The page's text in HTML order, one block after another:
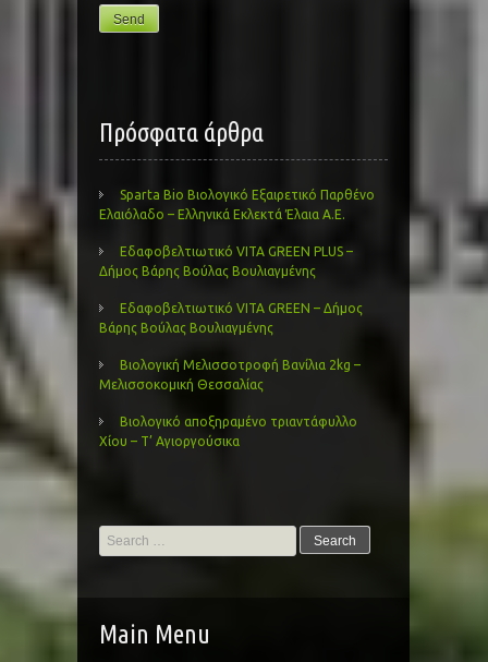
Πρόσφατα άρθρα
Sparta Bio Βιολογικό Εξαιρετικό Παρθένο
Ελαιόλαδο – Ελληνικά Εκλεκτά Έλαια Α.Ε.
Εδαφοβελτιωτικό VITA GREEN PLUS –
Δήμος Βάρης Βούλας Βουλιαγμένης
Εδαφοβελτιωτικό VITA GREEN – Δήμος
Βάρης Βούλας Βουλιαγμένης
Βιολογική Μελισσοτροφή Βανίλια 2kg –
Μελισσοκομική Θεσσαλίας
Βιολογικό αποξηραμένο τριαντάφυλλο
Χίου – Τ’ Αγιοργούσικα
Search
for:
Main Menu